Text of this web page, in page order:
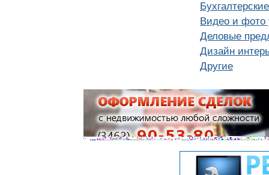
Видео и фото
Деловые
Дизайн
Другие